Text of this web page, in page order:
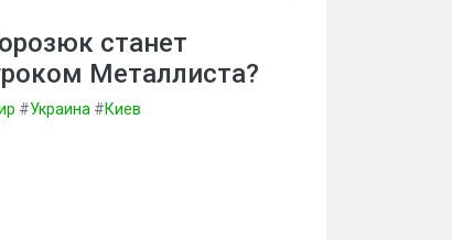
станет
Металлиста?
#Украина #Киев